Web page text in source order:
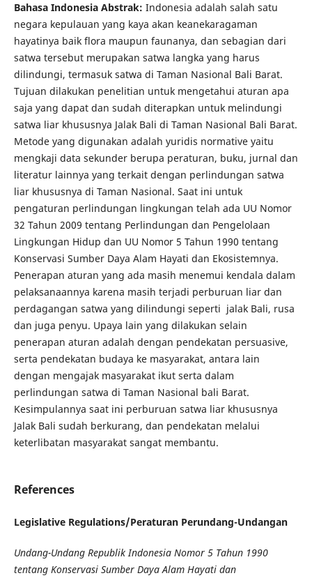
Bahasa Indonesia Abstrak: Indonesia adalah salah satu
negara kepulauan yang kaya akan keanekaragaman
hayatinya baik flora maupun faunanya, dan sebagian dari
satwa tersebut merupakan satwa langka yang harus
dilindungi, termasuk satwa di Taman Nasional Bali Barat.
Tujuan dilakukan penelitian untuk mengetahui aturan apa
saja yang dapat dan sudah diterapkan untuk melindungi
satwa liar khususnya Jalak Bali di Taman Nasional Bali Barat.
Metode yang digunakan adalah yuridis normative yaitu
mengkaji data sekunder berupa peraturan, buku, jurnal dan
literatur lainnya yang terkait dengan perlindungan satwa
liar khususnya di Taman Nasional. Saat ini untuk
pengaturan perlindungan lingkungan telah ada UU Nomor
32 Tahun 2009 tentang Perlindungan dan Pengelolaan
Lingkungan Hidup dan UU Nomor 5 Tahun 1990 tentang
Konservasi Sumber Daya Alam Hayati dan Ekosistemnya.
Penerapan aturan yang ada masih menemui kendala dalam
pelaksanaannya karena masih terjadi perburuan liar dan
perdagangan satwa yang dilindungi seperti jalak Bali, rusa
dan juga penyu. Upaya lain yang dilakukan selain
penerapan aturan adalah dengan pendekatan persuasive,
serta pendekatan budaya ke masyarakat, antara lain
dengan mengajak masyarakat ikut serta dalam
perlindungan satwa di Taman Nasional bali Barat.
Kesimpulannya saat ini perburuan satwa liar khususnya
Jalak Bali sudah berkurang, dan pendekatan melalui
keterlibatan masyarakat sangat membantu.
References
Legislative Regulations/Peraturan Perundang-Undangan
Undang-Undang Republik Indonesia Nomor 5 Tahun 1990
tentang Konservasi Sumber Daya Alam Hayati dan